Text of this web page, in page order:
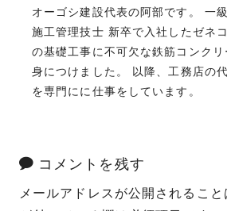
オーゴシ建設代表の阿部です。 一
施工管理技士 新卒で入社したゼネ
の基礎工事に不可欠な鉄筋コンク
身につけました。 以降、工務店の
を専門にに仕事をしています。
コメントを残す
メールアドレスが公開されること